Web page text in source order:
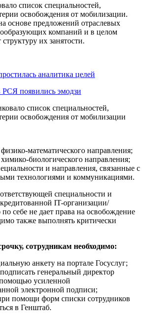
список специальностей,
освобождения от мобилизации.
основе предложений отраслевых
компаний и в целом
их занятости.
аналитика целей
РСЯ появились эмодзи
математического направления;
биологического направления;
и направления, связанные с
технологиями и коммуникациями.
специальности и
IT-организации/
по себе не дает права на освобождение
также выполнять критически
сотрудникам необходимо:
анкету на портале Госуслуг;
генеральный директор
усиленной
электронной подписи;
помощи форм списки сотрудников
в Генштаб.